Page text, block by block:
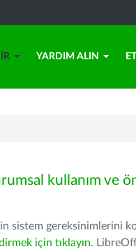
YARDIM ALIN
kullanım ve
sistem gereksinimlerini
için tıklayın.